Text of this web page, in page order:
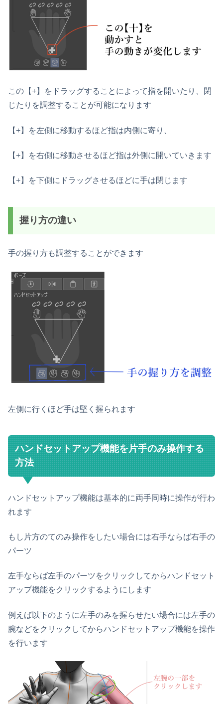
この【+】をドラッグすることによって指を開いたり、閉
じたりを調整することが可能になります
【+】を左側に移動するほど指は内側に寄り、
【+】を右側に移動させるほど指は外側に開いていきます
【+】を下側にドラッグさせるほどに手は閉じます
握り方の違い
手の握り方も調整することができます
左側に行くほど手は堅く握られます
ハンドセットアップ機能を片手のみ操作する
方法
ハンドセットアップ機能は基本的に両手同時に操作が行わ
れます
もし片方のてのみ操作をしたい場合には右手ならば右手の
パーツ
左手ならば左手のパーツをクリックしてからハンドセット
アップ機能をクリックするようにします
例えば以下のように左手のみを握らせたい場合には左手の
腕などをクリックしてからハンドセットアップ機能を操作
を行います